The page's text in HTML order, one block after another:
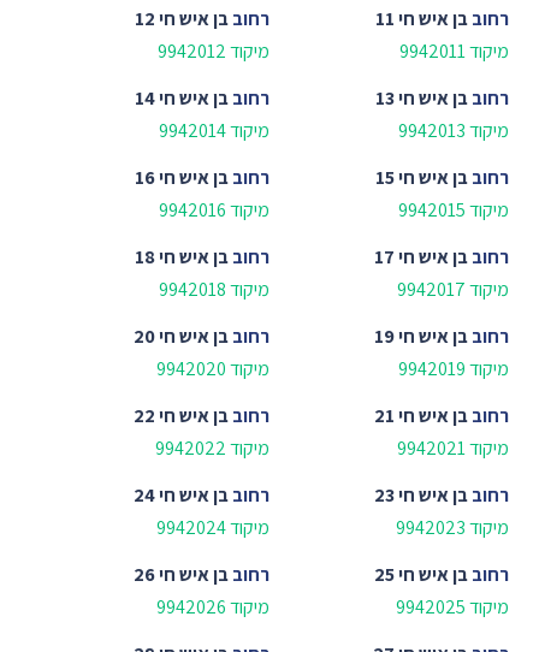
רחובבן איש חי 11
מיקוד 9942011
רחובבן איש חי 12
מיקוד 9942012
רחובבן איש חי 13
מיקוד 9942013
רחובבן איש חי 14
מיקוד 9942014
רחובבן איש חי 15
מיקוד 9942015
רחובבן איש חי 16
מיקוד 9942016
רחובבן איש חי 17
מיקוד 9942017
רחובבן איש חי 18
מיקוד 9942018
רחובבן איש חי 19
מיקוד 9942019
רחובבן איש חי 20
מיקוד 9942020
רחובבן איש חי 21
מיקוד 9942021
רחובבן איש חי 22
מיקוד 9942022
רחובבן איש חי 23
מיקוד 9942023
רחובבן איש חי 24
מיקוד 9942024
רחובבן איש חי 25
מיקוד 9942025
רחובבן איש חי 26
מיקוד 9942026